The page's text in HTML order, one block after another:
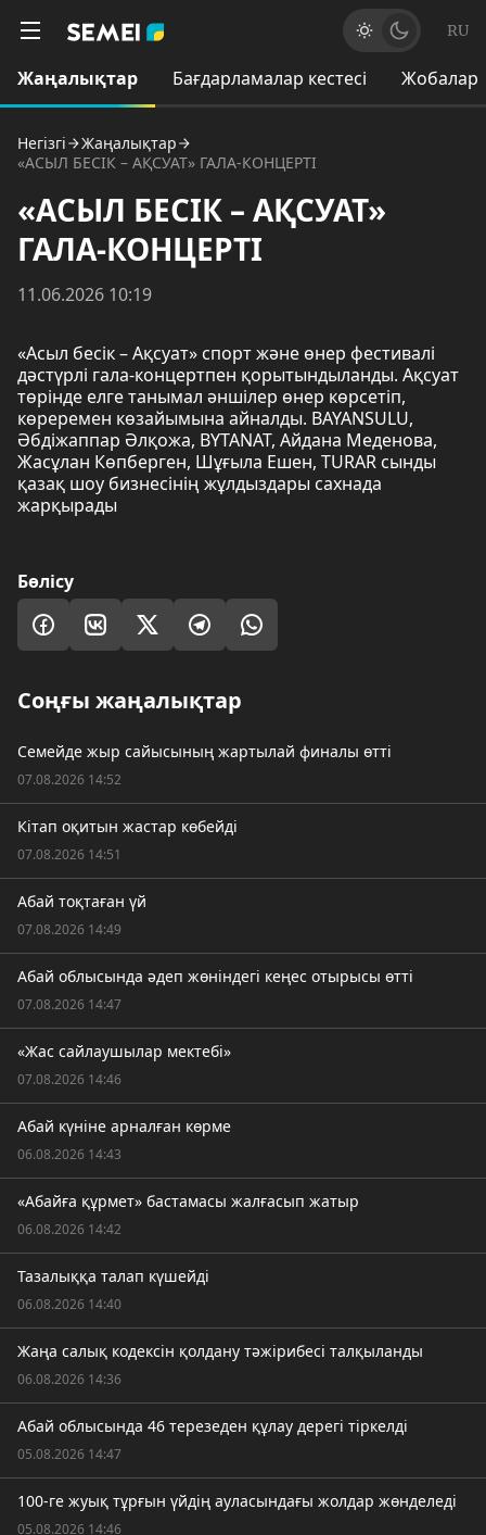
RU
Жаңалықтар Бағдарламалар кестесі Жобалар
Негізгі
Жаңалықтар
«АСЫЛ БЕСІК – АҚСУАТ» ГАЛА-КОНЦЕРТІ
«АСЫЛ БЕСІК – АҚСУАТ»
ГАЛА-КОНЦЕРТІ
11.06.2026 10:19
«Асыл бесік – Ақсуат» спорт және өнер фестивалі
дәстүрлі гала-концертпен қорытындыланды. Ақсуат
төрінде елге танымал әншілер өнер көрсетіп,
көреремен көзайымына айналды. BAYANSULU,
Әбдіжаппар Әлқожа, BYTANAT, Айдана Меденова,
Жасұлан Көпберген, Шұғыла Ешен, TURAR сынды
қазақ шоу бизнесінің жұлдыздары сахнада
жарқырады
Бөлісу
Соңғы жаңалықтар
Семейде жыр сайысының жартылай финалы өтті
07.08.2026 14:52
Кітап оқитын жастар көбейді
07.08.2026 14:51
Абай тоқтаған үй
07.08.2026 14:49
Абай облысында әдеп жөніндегі кеңес отырысы өтті
07.08.2026 14:47
«Жас сайлаушылар мектебі»
07.08.2026 14:46
Абай күніне арналған көрме
06.08.2026 14:43
«Абайға құрмет» бастамасы жалғасып жатыр
06.08.2026 14:42
Тазалыққа талап күшейді
06.08.2026 14:40
Жаңа салық кодексін қолдану тәжірибесі талқыланды
06.08.2026 14:36
Абай облысында 46 терезеден құлау дерегі тіркелді
05.08.2026 14:47
100-ге жуық тұрғын үйдің ауласындағы жолдар жөнделеді
05.08.2026 14:46